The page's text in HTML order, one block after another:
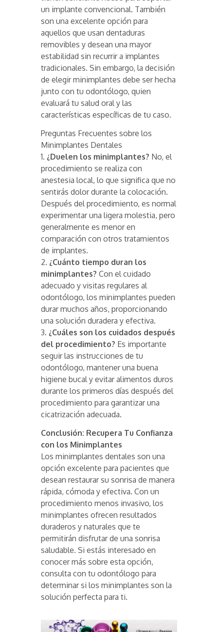
un implante convencional. También
son una excelente opción para
aquellos que usan dentaduras
removibles y desean una mayor
estabilidad sin recurrir a implantes
tradicionales. Sin embargo, la decisión
de elegir minimplantes debe ser hecha
junto con tu odontólogo, quien
evaluará tu salud oral y las
características específicas de tu caso.
Preguntas Frecuentes sobre los
Minimplantes Dentales
1. ¿Duelen los minimplantes? No, el
procedimiento se realiza con
anestesia local, lo que significa que no
sentirás dolor durante la colocación.
Después del procedimiento, es normal
experimentar una ligera molestia, pero
generalmente es menor en
comparación con otros tratamientos
de implantes.
2. ¿Cuánto tiempo duran los
minimplantes? Con el cuidado
adecuado y visitas regulares al
odontólogo, los minimplantes pueden
durar muchos años, proporcionando
una solución duradera y efectiva.
3. ¿Cuáles son los cuidados después
del procedimiento? Es importante
seguir las instrucciones de tu
odontólogo, mantener una buena
higiene bucal y evitar alimentos duros
durante los primeros días después del
procedimiento para garantizar una
cicatrización adecuada.
Conclusión: Recupera Tu Confianza
con los Minimplantes
Los minimplantes dentales son una
opción excelente para pacientes que
desean restaurar su sonrisa de manera
rápida, cómoda y efectiva. Con un
procedimiento menos invasivo, los
minimplantes ofrecen resultados
duraderos y naturales que te
permitirán disfrutar de una sonrisa
saludable. Si estás interesado en
conocer más sobre esta opción,
consulta con tu odontólogo para
determinar si los minimplantes son la
solución perfecta para ti.